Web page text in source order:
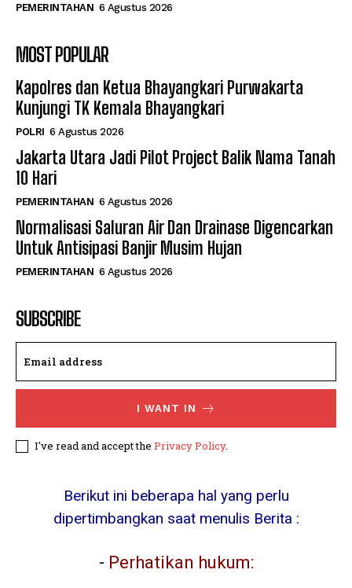
PEMERINTAHAN 6 Agustus 2026
MOST POPULAR
Kapolres dan Ketua Bhayangkari Purwakarta
Kunjungi TK Kemala Bhayangkari
POLRI 6 Agustus 2026
Jakarta Utara Jadi Pilot Project Balik Nama Tanah
10 Hari
PEMERINTAHAN 6 Agustus 2026
Normalisasi Saluran Air Dan Drainase Digencarkan
Untuk Antisipasi Banjir Musim Hujan
PEMERINTAHAN 6 Agustus 2026
SUBSCRIBE
I WANT IN
I've read and accept the Privacy Policy.
Berikut ini beberapa hal yang perlu
dipertimbangkan saat menulis Berita :
- Perhatikan hukum: